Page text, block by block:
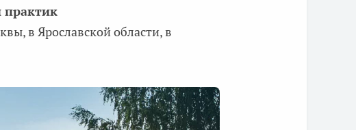
практик
в Ярославской области, в